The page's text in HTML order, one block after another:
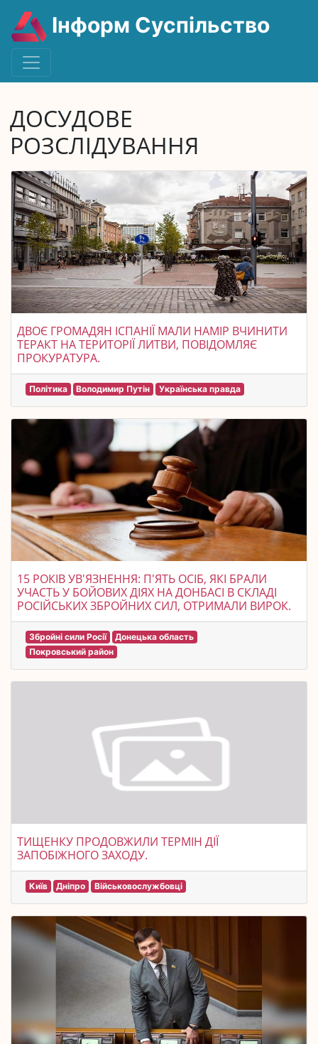
Інформ Суспільство
ДОСУДОВЕ
РОЗСЛІДУВАННЯ
ДВОЄ ГРОМАДЯН ІСПАНІЇ МАЛИ НАМІР ВЧИНИТИ
ТЕРАКТ НА ТЕРИТОРІЇ ЛИТВИ, ПОВІДОМЛЯЄ
ПРОКУРАТУРА.
Політика Володимир Путін Українська правда
15 РОКІВ УВ'ЯЗНЕННЯ: П'ЯТЬ ОСІБ, ЯКІ БРАЛИ
УЧАСТЬ У БОЙОВИХ ДІЯХ НА ДОНБАСІ В СКЛАДІ
РОСІЙСЬКИХ ЗБРОЙНИХ СИЛ, ОТРИМАЛИ ВИРОК.
Збройні сили Росії
Донецька область
Покровський район
ТИЩЕНКУ ПРОДОВЖИЛИ ТЕРМІН ДІЇ
ЗАПОБІЖНОГО ЗАХОДУ.
Київ Дніпро Військовослужбовці